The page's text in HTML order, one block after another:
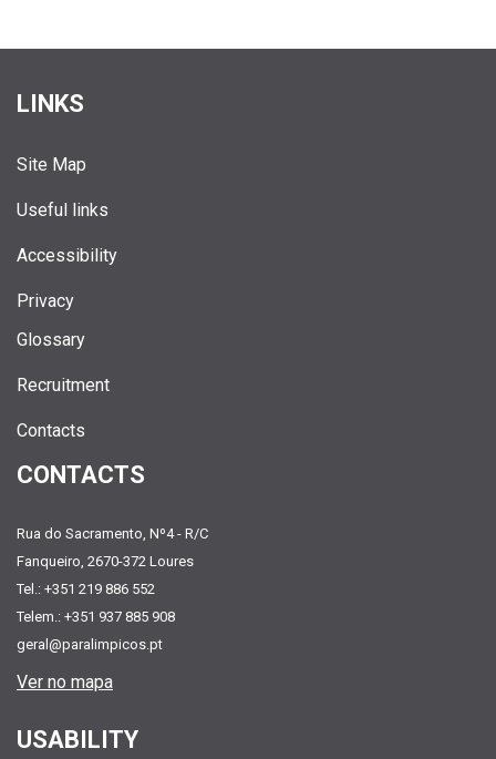
LINKS
Site Map
Useful links
Accessibility
Privacy
Glossary
Recruitment
Contacts
CONTACTS
Rua do Sacramento, Nº4 - R/C
Fanqueiro, 2670-372 Loures
Tel.: +351 219 886 552
Telem.: +351 937 885 908
geral@paralimpicos.pt
Ver no mapa
USABILITY